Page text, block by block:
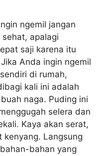
ngemil jangan
apalagi
saji karena itu
Anda ingin ngemil
di rumah,
kali ini adalah
buah naga. Puding ini
selera dan
Kaya akan serat,
Langsung
bahan yang